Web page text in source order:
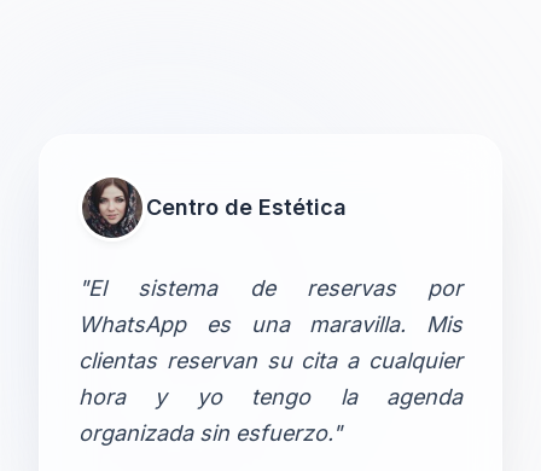
Centro de Estética
"El sistema de reservas por
WhatsApp es una maravilla. Mis
clientas reservan su cita a cualquier
hora y yo tengo la agenda
organizada sin esfuerzo."